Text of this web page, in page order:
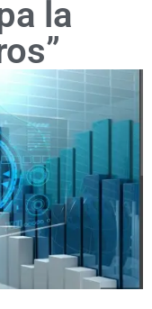
la